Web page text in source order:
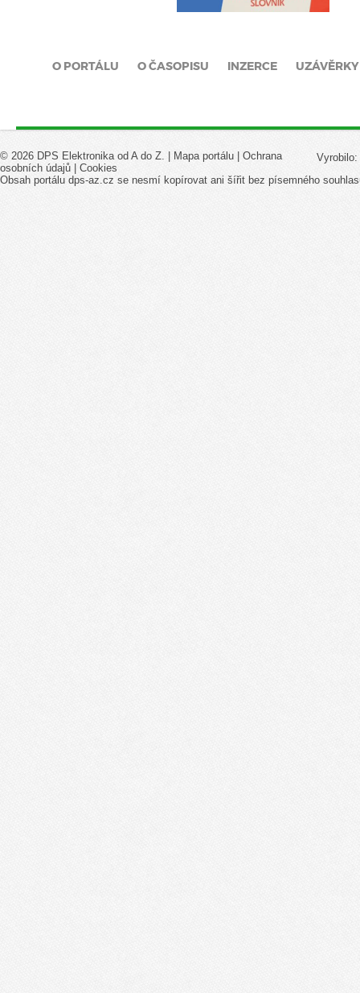
O PORTÁLU O ČASOPISU INZERCE UZÁVĚRKY
Vyrobilo:
© 2026 DPS Elektronika od A do Z. | Mapa portálu
Ochrana
osobních údajů
Cookies
Obsah portálu dps-az.cz se nesmí kopírovat ani šířit bez písemného